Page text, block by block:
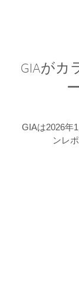
GIAがカ
GIAは2026年
ンレ